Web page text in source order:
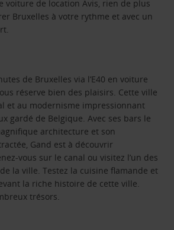
voiture de location Avis, rien de plus
Bruxelles à votre rythme et avec un
de Bruxelles via l’E40 en voiture
réserve bien des plaisirs. Cette ville
et au modernisme impressionnant
gardé de Belgique. Avec ses bars le
architecture et son
Gand est à découvrir
vous sur le canal ou visitez l’un des
la ville. Testez la cuisine flamande et
la riche histoire de cette ville.
trésors.